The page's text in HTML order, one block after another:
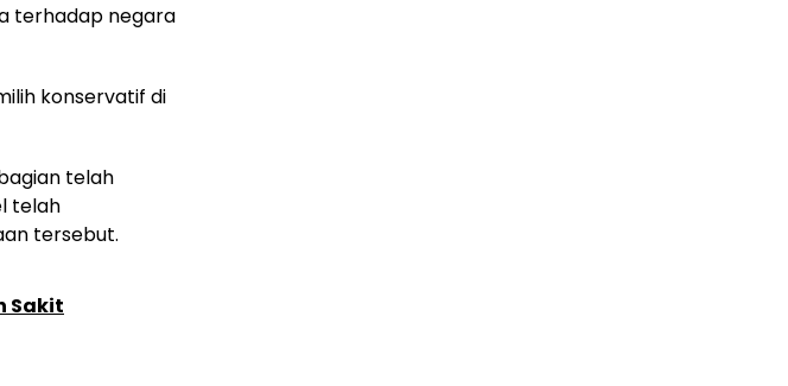
terhadap negara
konservatif di
telah
telah
tersebut.
Sakit